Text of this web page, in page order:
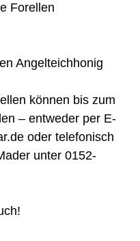
Forellen
Angelteichhonig
können bis zum
– entweder per E-
oder telefonisch
unter 0152-